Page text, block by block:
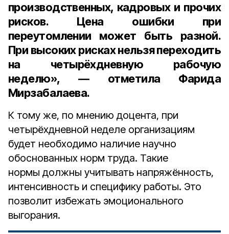
производственных, кадровых и прочих
рисков. Цена ошибки при
переутомлении может быть разной.
При высоких рисках нельзя переходить
на четырёхдневную рабочую
неделю», — отметила Фарида
Мирзабалаева.
К тому же, по мнению доцента, при
четырёхдневной неделе организациям
будет необходимо наличие научно
обоснованных норм труда. Такие
нормы должны учитывать напряжённость,
интенсивность и специфику работы. Это
позволит избежать эмоционального
выгорания.